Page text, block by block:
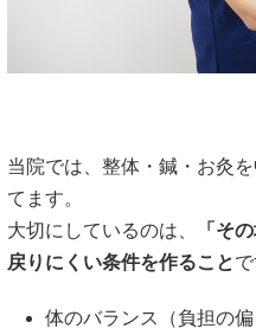
当院では、整体・鍼・お灸
てます。
大切にしているのは、
「そ
戻りにくい条件を作ることで
体のバランス（負担の偏